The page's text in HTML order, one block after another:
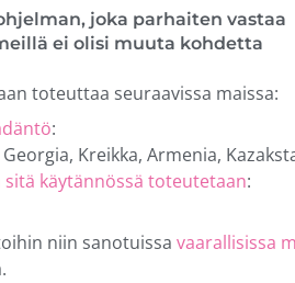
joka parhaiten vastaa
ei olisi muuta kohdetta
toteuttaa seuraavissa maissa:
:
Kreikka, Armenia,
sitä käytännössä toteutetaan:
niin sanotuissa vaarallisissa